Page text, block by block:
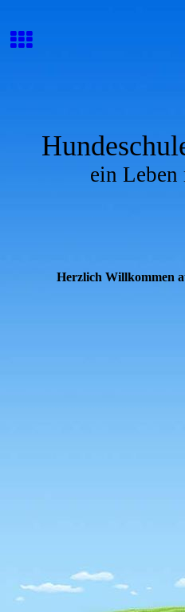
ein
Herzlich Willkommen